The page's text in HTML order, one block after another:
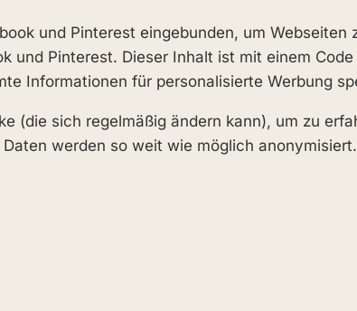
und Pinterest eingebunden, um
und Pinterest. Dieser Inhalt ist mit einem
Informationen für personalisierte Werbung
(die sich regelmäßig ändern kann), um zu
werden so weit wie möglich